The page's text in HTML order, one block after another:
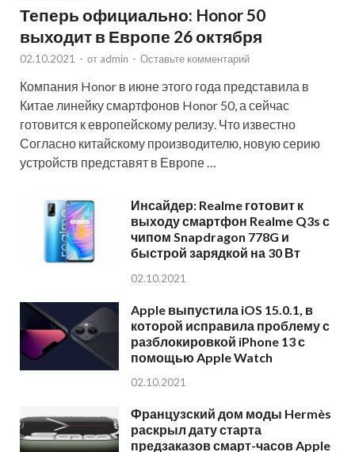
Теперь официально: Honor 50
выходит в Европе 26 октября
02.10.2021 - от admin - Оставьте комментарий
Компания Honor в июне этого года представила в
Китае линейку смартфонов Honor 50, а сейчас
готовится к европейскому релизу. Что известно
Согласно китайскому производителю, новую серию
устройств представят в Европе …
Инсайдер: Realme готовит к
выходу смартфон Realme Q3s с
чипом Snapdragon 778G и
быстрой зарядкой на 30 Вт
02.10.2021
Apple выпустила iOS 15.0.1, в
которой исправила проблему с
разблокировкой iPhone 13 с
помощью Apple Watch
02.10.2021
Французский дом моды Hermès
раскрыл дату старта
предзаказов смарт-часов Apple